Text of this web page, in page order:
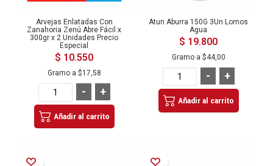
Arvejas Enlatadas Con
Zanahoria Zenú Abre Fácil x
300gr x 2 Unidades Precio
Especial
$ 10.550
Gramo a $17,58
+
-
Añadir al carrito
Atun Aburra 150G 3Un Lomos
Agua
$ 19.800
Gramo a $44,00
+
-
Añadir al carrito
Añadir a la Lista de Deseos Añadir a la Lista de Deseos